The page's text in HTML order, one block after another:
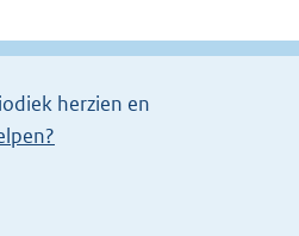
l
n
k
herzien en